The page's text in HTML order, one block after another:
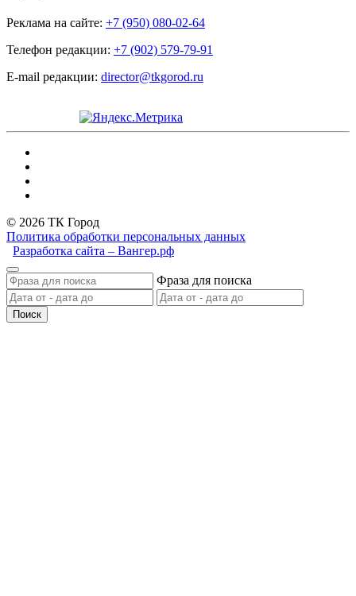
Реклама на сайте: +7 (950) 080-02-64
Телефон редакции: +7 (902) 579-79-91
E-mail редакции: director@tkgorod.ru
© 2026 ТК Город
Политика обработки персональных данных
Разработка сайта – Вангер.рф
Фраза для поиска
Поиск